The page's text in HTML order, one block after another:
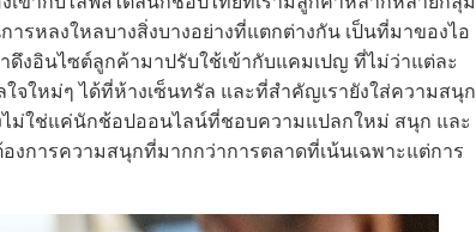
รหลงใหลบางสิ่งบางอย่างที่แตกต่างกัน เป็นที่มาของไอ
ราดึงอินไซต์ลูกค้ามาปรับใช้เข้ากับแคมเปญ ที่ไม่ว่าแต่ละ
ใหม่ๆ ได้ที่ห้างเซ็นทรัล และที่สำคัญเรายังใส่ความสนุก
ม่ใช่แค่นักช้อปออนไลน์ที่ชอบความแปลกใหม่ สนุก และ
งการความสนุกที่มากกว่าการตลาดที่เน้นเฉพาะแต่การ